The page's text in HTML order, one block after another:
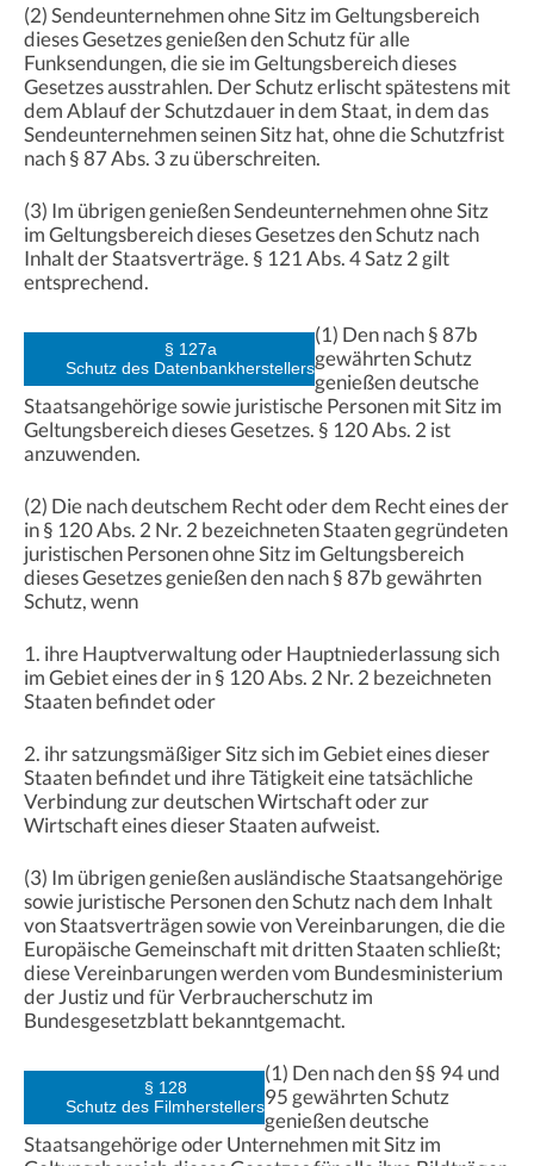
(2) Sendeunternehmen ohne Sitz im Geltungsbereich
dieses Gesetzes genießen den Schutz für alle
Funksendungen, die sie im Geltungsbereich dieses
Gesetzes ausstrahlen. Der Schutz erlischt spätestens mit
dem Ablauf der Schutzdauer in dem Staat, in dem das
Sendeunternehmen seinen Sitz hat, ohne die Schutzfrist
nach § 87 Abs. 3 zu überschreiten.
(3) Im übrigen genießen Sendeunternehmen ohne Sitz
im Geltungsbereich dieses Gesetzes den Schutz nach
Inhalt der Staatsverträge. § 121 Abs. 4 Satz 2 gilt
entsprechend.
§ 127a
Schutz des Datenbankherstellers
(1) Den nach § 87b
gewährten Schutz
genießen deutsche
Staatsangehörige sowie juristische Personen mit Sitz im
Geltungsbereich dieses Gesetzes. § 120 Abs. 2 ist
anzuwenden.
(2) Die nach deutschem Recht oder dem Recht eines der
in § 120 Abs. 2 Nr. 2 bezeichneten Staaten gegründeten
juristischen Personen ohne Sitz im Geltungsbereich
dieses Gesetzes genießen den nach § 87b gewährten
Schutz, wenn
1. ihre Hauptverwaltung oder Hauptniederlassung sich
im Gebiet eines der in § 120 Abs. 2 Nr. 2 bezeichneten
Staaten befindet oder
2. ihr satzungsmäßiger Sitz sich im Gebiet eines dieser
Staaten befindet und ihre Tätigkeit eine tatsächliche
Verbindung zur deutschen Wirtschaft oder zur
Wirtschaft eines dieser Staaten aufweist.
(3) Im übrigen genießen ausländische Staatsangehörige
sowie juristische Personen den Schutz nach dem Inhalt
von Staatsverträgen sowie von Vereinbarungen, die die
Europäische Gemeinschaft mit dritten Staaten schließt;
diese Vereinbarungen werden vom Bundesministerium
der Justiz und für Verbraucherschutz im
Bundesgesetzblatt bekanntgemacht.
§ 128
Schutz des Filmherstellers
(1) Den nach den §§ 94 und
95 gewährten Schutz
genießen deutsche
Staatsangehörige oder Unternehmen mit Sitz im